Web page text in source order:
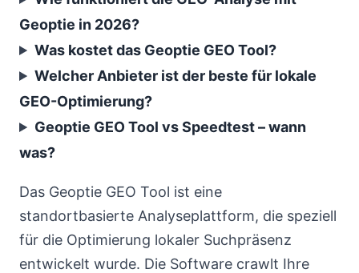
Geoptie in 2026?
Was kostet das Geoptie GEO Tool?
Welcher Anbieter ist der beste für lokale
GEO-Optimierung?
Geoptie GEO Tool vs Speedtest – wann
was?
Das Geoptie GEO Tool ist eine
standortbasierte Analyseplattform, die speziell
für die Optimierung lokaler Suchpräsenz
entwickelt wurde. Die Software crawlt Ihre